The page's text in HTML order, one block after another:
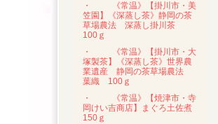
・
《常温》【掛川市・美
笠園】《深蒸し茶》静岡の茶
草場農法 深蒸し掛川茶
100ｇ
・
《常温》【掛川市・大
塚製茶】《深蒸し茶》世界農
業遺産 静岡の茶草場農法
葉織 100ｇ
・
《常温》【焼津市・寺
岡けい吉商店】まぐろ土佐煮
150ｇ